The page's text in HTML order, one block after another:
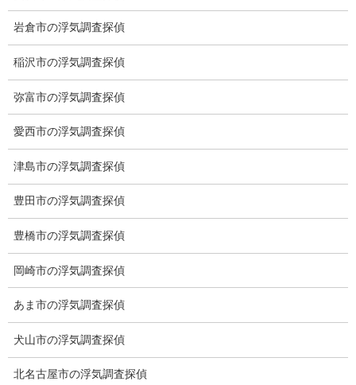
愛知県名古屋市中区新栄2丁目41-11
ベストビル6B
愛知県公安委員会 第54250033号
【出張面談いたします】
子供のお迎え、パート、お仕事の都合などで、お時間のない方、
ださい。
岩倉市の浮気調査探偵
稲沢市の浮気調査探偵
弥富市の浮気調査探偵
愛西市の浮気調査探偵
津島市の浮気調査探偵
豊田市の浮気調査探偵
豊橋市の浮気調査探偵
岡崎市の浮気調査探偵
あま市の浮気調査探偵
犬山市の浮気調査探偵
北名古屋市の浮気調査探偵